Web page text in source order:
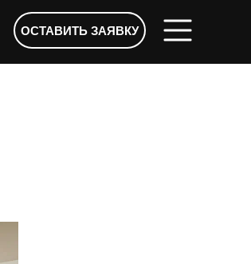
ОСТАВИТЬ ЗАЯВКУ